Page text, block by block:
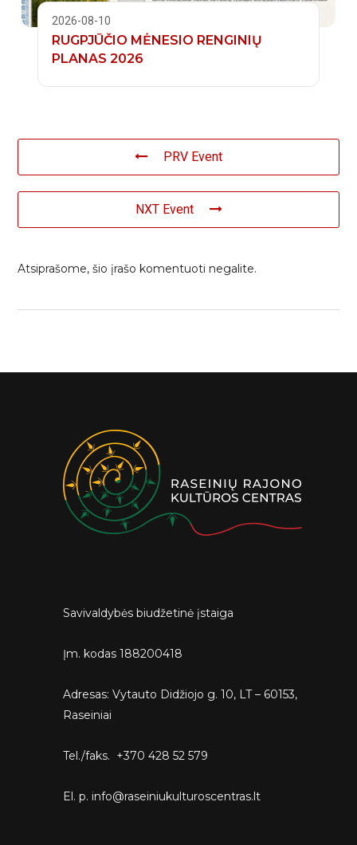
2026-08-10
RUGPJŪČIO MĖNESIO RENGINIŲ
PLANAS 2026
PRV Event
NXT Event
Atsiprašome, šio įrašo komentuoti negalite.
Savivaldybės biudžetinė įstaiga
Įm. kodas 188200418
Adresas: Vytauto Didžiojo g. 10, LT – 60153,
Raseiniai
Tel./faks. +370 428 52 579
El. p. info@raseiniukulturoscentras.lt